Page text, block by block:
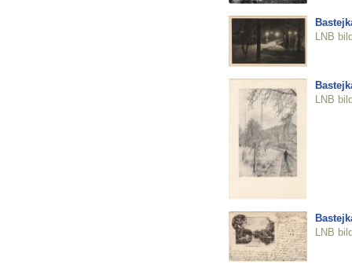
LNB
LNB
LNB